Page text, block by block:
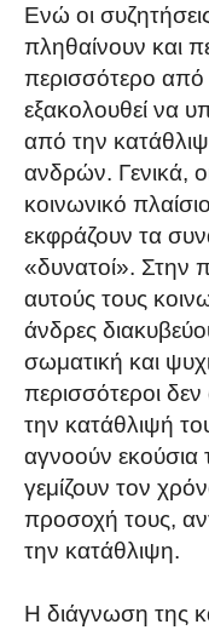
Ενώ οι
πληθαίνουν και
περισσότερο από
εξακολουθεί να
από την
ανδρών. Γενικά,
κοινωνικό
εκφράζουν τα
«δυνατοί». Στην
αυτούς τους
άνδρες
σωματική και
περισσότεροι
την κατάθλιψή
αγνοούν
γεμίζουν τον
προσοχή τους,
την κατάθλιψη.
Η διάγνωση της